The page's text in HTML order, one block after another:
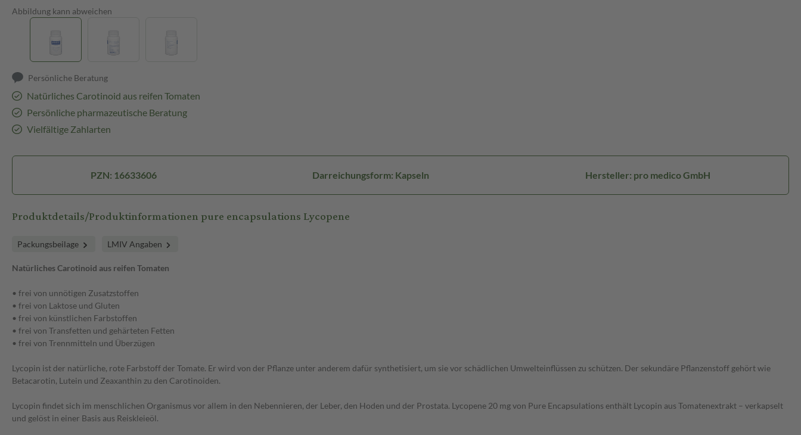
Abbildung kann abweichen
Persönliche Beratung
Natürliches Carotinoid aus reifen Tomaten
Persönliche pharmazeutische Beratung
Vielfältige Zahlarten
PZN: 16633606 Darreichungsform: Kapseln Hersteller: pro medico GmbH
Produktdetails/Produktinformationen pure encapsulations Lycopene
Packungsbeilage LMIV Angaben
Natürliches Carotinoid aus reifen Tomaten
• frei von unnötigen Zusatzstoffen
• frei von Laktose und Gluten
• frei von künstlichen Farbstoffen
• frei von Transfetten und gehärteten Fetten
• frei von Trennmitteln und Überzügen
Lycopin ist der natürliche, rote Farbstoff der Tomate. Er wird von der Pflanze unter anderem dafür synthetisiert, um sie vor schädlichen Umwelteinflüssen zu schützen. Der sekundäre Pflanzenstoff gehört wie
Betacarotin, Lutein und Zeaxanthin zu den Carotinoiden.
Lycopin findet sich im menschlichen Organismus vor allem in den Nebennieren, der Leber, den Hoden und der Prostata. Lycopene 20 mg von Pure Encapsulations enthält Lycopin aus Tomatenextrakt – verkapselt
und gelöst in einer Basis aus Reiskleieöl.